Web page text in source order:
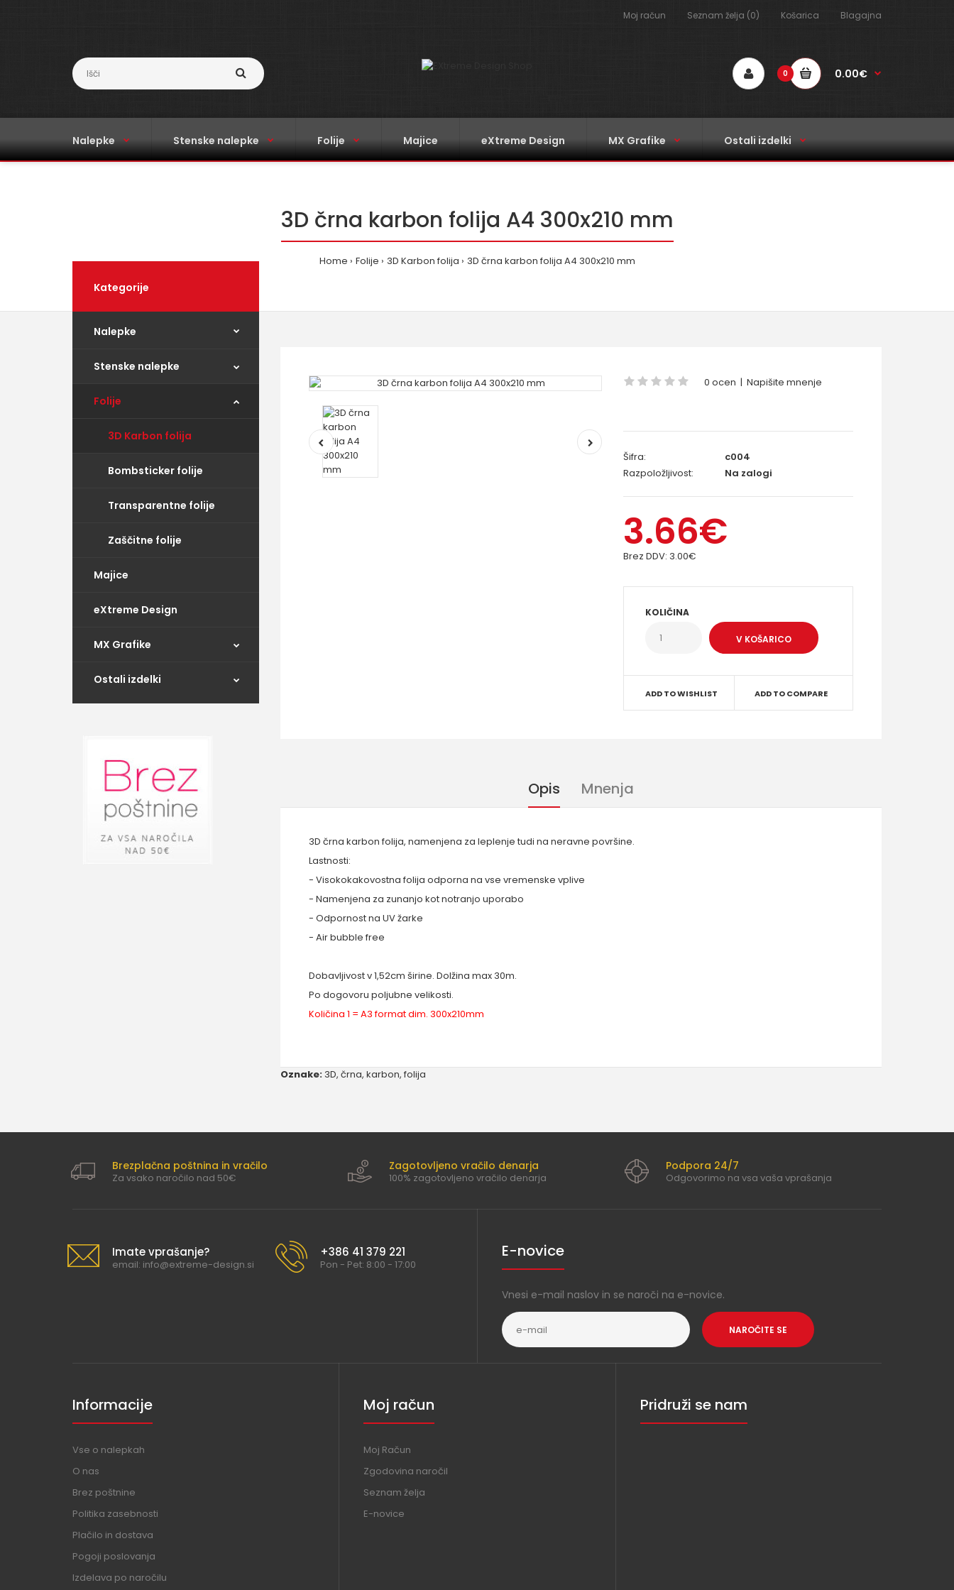
Moj račun Seznam želja (0) Košarica Blagajna
0 0.00€
Nalepke Stenske nalepke Folije Majice eXtreme Design MX Grafike Ostali izdelki
3D črna karbon folija A4 300x210 mm
Home Folije 3D Karbon folija 3D črna karbon folija A4 300x210 mm
Kategorije
Nalepke
Stenske nalepke
Folije
3D Karbon folija
Bombsticker folije
Transparentne folije
Zaščitne folije
Majice
eXtreme Design
MX Grafike
Ostali izdelki
0 ocen | Napišite mnenje
Šifra:
c004
Razpoložljivost:
Na zalogi
3.66€
Brez DDV: 3.00€
KOLIČINA
ADD TO WISHLIST ADD TO COMPARE
Opis Mnenja
3D črna karbon folija, namenjena za leplenje tudi na neravne površine.
Lastnosti:
- Visokokakovostna folija odporna na vse vremenske vplive
- Namenjena za zunanjo kot notranjo uporabo
- Odpornost na UV žarke
- Air bubble free
Dobavljivost v 1,52cm širine. Dolžina max 30m.
Po dogovoru poljubne velikosti.
Količina 1 = A3 format dim. 300x210mm
Oznake: 3D, črna, karbon, folija
Brezplačna poštnina in vračilo
Za vsako naročilo nad 50€
Zagotovljeno vračilo denarja
100% zagotovljeno vračilo denarja
Podpora 24/7
Odgovorimo na vsa vaša vprašanja
Imate vprašanje?
email: info@extreme-design.si
+386 41 379 221
Pon - Pet: 8:00 - 17:00
E-novice
Vnesi e-mail naslov in se naroči na e-novice.
NAROČITE SE
Informacije
Vse o nalepkah
O nas
Brez poštnine
Politika zasebnosti
Plačilo in dostava
Pogoji poslovanja
Izdelava po naročilu
Moj račun
Moj Račun
Zgodovina naročil
Seznam želja
E-novice
Pridruži se nam